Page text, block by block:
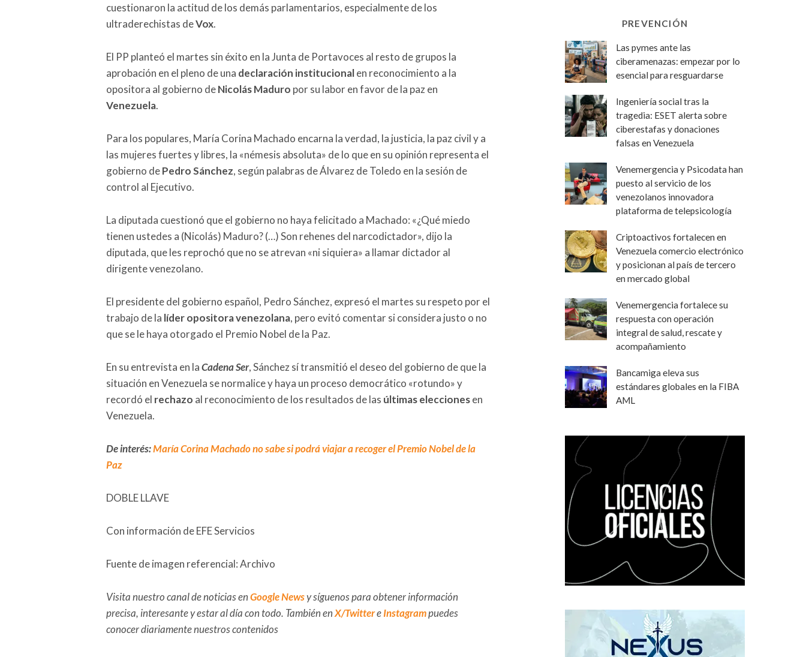
cuestionaron la actitud de los demás parlamentarios, especialmente de los
ultraderechistas deVox.
El PP planteó el martes sin éxito en la Junta de Portavoces al resto de grupos la
aprobación en el pleno de una declaración institucionalen reconocimiento a la
opositora al gobierno deNicolás Maduro por su labor en favor de la paz en
Venezuela.
Para los populares, María Corina Machado encarna la verdad, la justicia, la paz civil y a
las mujeres fuertes y libres, la «némesis absoluta» de lo que en su opinión representa el
gobierno dePedro Sánchez, según palabras de Álvarez de Toledo en la sesión de
control al Ejecutivo.
La diputada cuestionó que el gobierno no haya felicitado a Machado: «¿Qué miedo
tienen ustedes a (Nicolás) Maduro? (…) Son rehenes del narcodictador», dijo la
diputada, que les reprochó que no se atrevan «ni siquiera» a llamar dictador al
dirigente venezolano.
El presidente del gobierno español, Pedro Sánchez, expresó el martes su respeto por el
trabajo de la líder opositora venezolana, pero evitó comentar si considera justo o no
que se le haya otorgado el Premio Nobel de la Paz.
En su entrevista en laCadena Ser, Sánchez sí transmitió el deseo del gobierno de que la
situación en Venezuela se normalice y haya un proceso democrático «rotundo» y
recordó el rechazo al reconocimiento de los resultados de las últimas eleccionesen
Venezuela.
De interés:María Corina Machado no sabe si podrá viajar a recoger el Premio Nobel de la
Paz
DOBLE LLAVE
Con información de EFE Servicios
Fuente de imagen referencial: Archivo
Visita nuestro canal de noticias enGoogle Newsy síguenos para obtener información
precisa, interesante y estar al día con todo. También enX/TwittereInstagrampuedes
conocer diariamente nuestros contenidos
PREVENCIÓN
Las pymes ante las
ciberamenazas: empezar por lo
esencial para resguardarse
Ingeniería social tras la
tragedia: ESET alerta sobre
ciberestafas y donaciones
falsas en Venezuela
Venemergencia y Psicodata han
puesto al servicio de los
venezolanos innovadora
plataforma de telepsicología
Criptoactivos fortalecen en
Venezuela comercio electrónico
y posicionan al país de tercero
en mercado global
Venemergencia fortalece su
respuesta con operación
integral de salud, rescate y
acompañamiento
Bancamiga eleva sus
estándares globales en la FIBA
AML